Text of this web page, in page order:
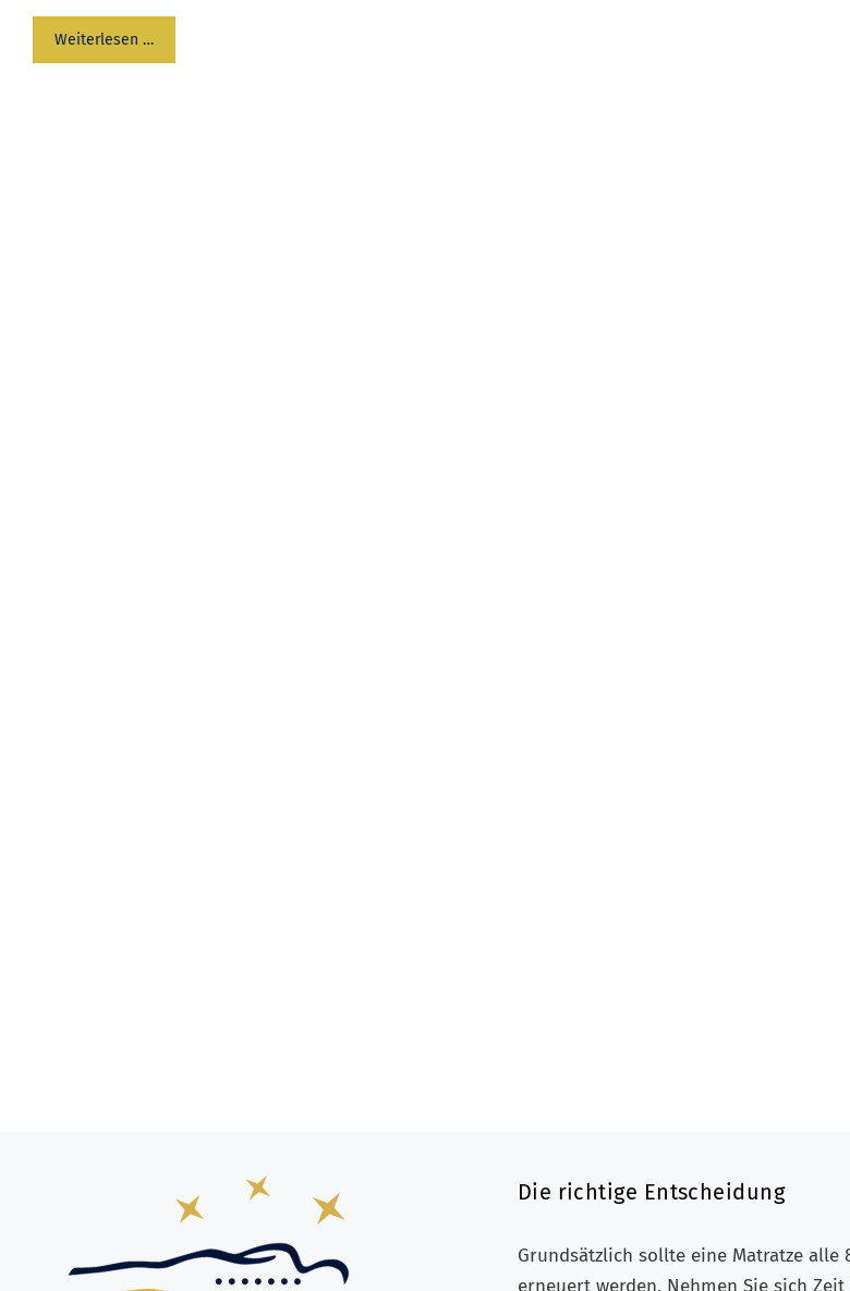
Weiterlesen …
Die richtige Entscheidung
Grundsätzlich sollte eine Matratze alle
erneuert werden. Nehmen Sie sich